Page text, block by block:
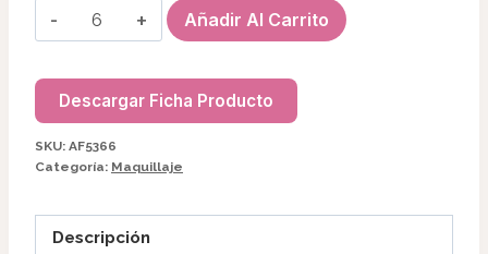
LIP
GLOSS
cantidad
Añadir Al Carrito
Descargar Ficha Producto
SKU: AF5366
Categoría: Maquillaje
Descripción